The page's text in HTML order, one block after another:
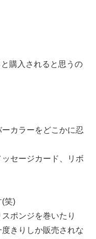
購入されると思うの
カラーをどこかに忍
セージカード、リボ
(笑)
ポンジを巻いたり
きりしか販売されな